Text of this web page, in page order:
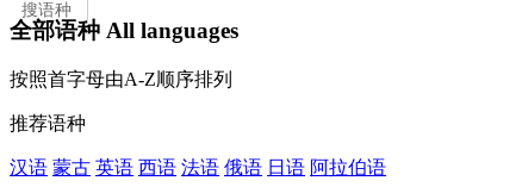
搜语种
搜语种
搜国家
全部语种 All languages
按照首字母由A-Z顺序排列
推荐语种
汉语 蒙古 英语 西语 法语 俄语 日语 阿拉伯语